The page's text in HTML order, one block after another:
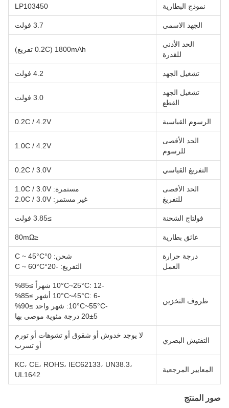
نموذج البطارية LP103450
الجهد الاسمي 3.7 فولت
الحد الأدنى
للقدرة
1800mAh (0.2C تفريغ)
تشغيل الجهد 4.2 فولت
تشغيل الجهد
القطع
3.0 فولت
الرسوم القياسية 0.2C / 4.2V
الحد الأقصى
للرسوم
1.0C / 4.2V
التفريغ القياسي 0.2C / 3.0V
الحد الأقصى
للتفريغ
مستمرة: 1.0C / 3.0V
غير مستمر: 2.0C / 3.0V
فولتاج الشحنة ≥3.85 فولت
عائق بطارية ≤80mΩ
درجة حرارة
العمل
شحن: 0°C ~ 45°C
التفريغ: -20°C ~ 60°C
ظروف التخزين
-10°C~25°C: 12 شهراً ≥85%
-10°C~45°C: 6 أشهر ≥85%
-10°C~55°C: شهر واحد ≥90%
20±5 درجة مئوية موصى بها
التفتيش البصري
لا يوجد خدوش أو شقوق أو تشوهات أو تورم
أو تسرب
المعايير المرجعية
KC، CE، ROHS، IEC62133، UN38.3،
UL1642
صور المنتج